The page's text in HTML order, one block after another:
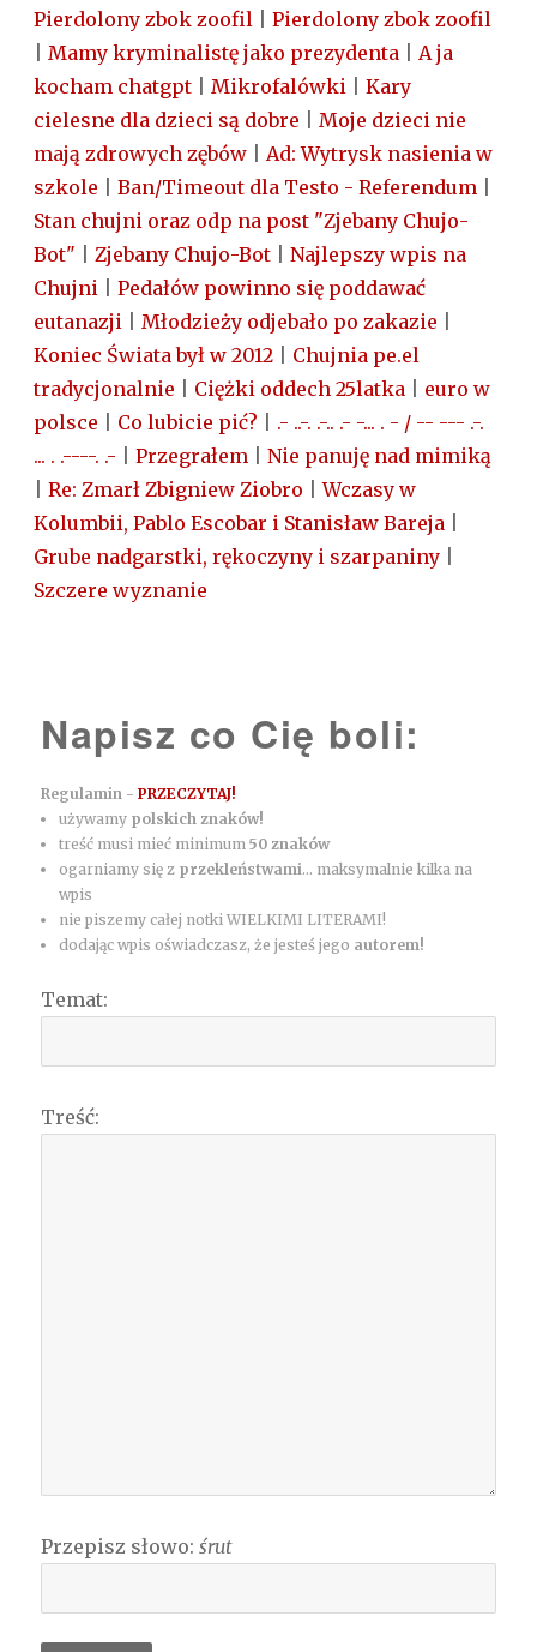
Pierdolony zbok zoofil
Pierdolony zbok zoofil
Mamy kryminalistę jako prezydenta
A ja
kocham chatgpt
Mikrofalówki
Kary
cielesne dla dzieci są dobre
Moje dzieci nie
mają zdrowych zębów
Ad: Wytrysk nasienia w
szkole
Ban/Timeout dla Testo - Referendum
Stan chujni oraz odp na post "Zjebany Chujo-
Bot"
Zjebany Chujo-Bot
Najlepszy wpis na
Chujni
Pedałów powinno się poddawać
eutanazji
Młodzieży odjebało po zakazie
Koniec Świata był w 2012
Chujnia pe.el
tradycjonalnie
Ciężki oddech 25latka
euro w
polsce
Co lubicie pić?
.- ..-. .-.. .- -... . - / -- --- .-.
... . .----. .-
Przegrałem
Nie panuję nad mimiką
Re: Zmarł Zbigniew Ziobro |Wczasy w
Kolumbii, Pablo Escobar i Stanisław Bareja
Grube nadgarstki, rękoczyny i szarpaniny
Szczere wyznanie
Napisz co Cię boli:
Regulamin -PRZECZYTAJ!
używamy polskich znaków!
treść musi mieć minimum50 znaków
ogarniamy się z przekleństwami... maksymalnie kilka na
wpis
nie piszemy całej notki WIELKIMI LITERAMI!
dodając wpis oświadczasz, że jesteś jego autorem!
Temat:
Treść:
Przepisz słowo:śrut